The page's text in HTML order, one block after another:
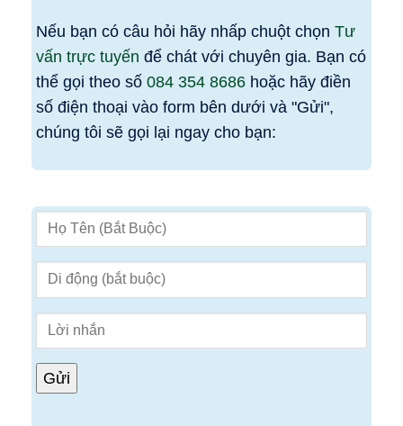
Nếu bạn có câu hỏi hãy nhấp chuột chọn Tư
vấn trực tuyến để chát với chuyên gia. Bạn có
thể gọi theo số 084 354 8686 hoặc hãy điền
số điện thoại vào form bên dưới và "Gửi",
chúng tôi sẽ gọi lại ngay cho bạn: